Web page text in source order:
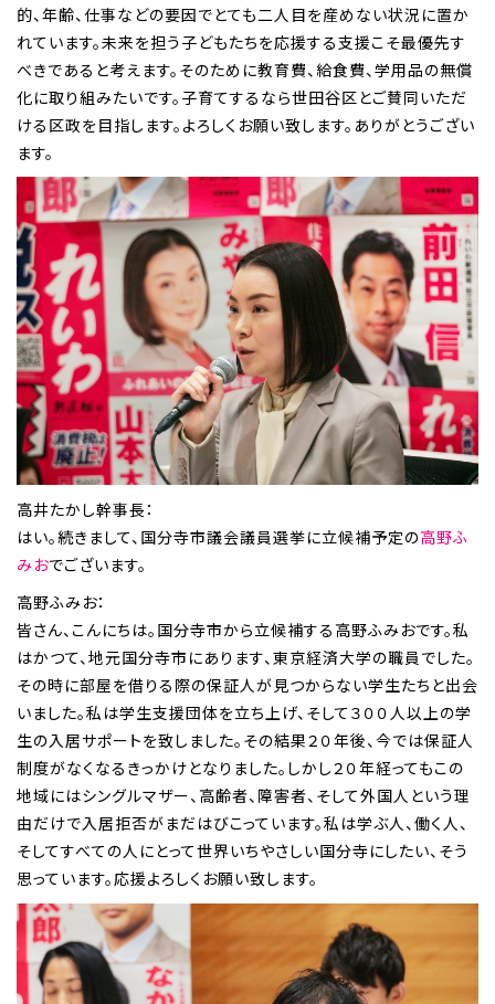
的、年齢、仕事などの要因でとても二人目を産めない状況に置か
れています。未来を担う子どもたちを応援する支援こそ最優先す
べきであると考えます。そのために教育費、給食費、学用品の無償
化に取り組みたいです。子育てするなら世田谷区とご賛同いただ
ける区政を目指します。よろしくお願い致します。ありがとうござい
ます。
高井たかし幹事長：
はい。続きまして、国分寺市議会議員選挙に立候補予定の高野ふ
みおでございます。
高野ふみお：
皆さん、こんにちは。国分寺市から立候補する高野ふみおです。私
はかつて、地元国分寺市にあります、東京経済大学の職員でした。
その時に部屋を借りる際の保証人が見つからない学生たちと出会
いました。私は学生支援団体を立ち上げ、そして３００人以上の学
生の入居サポートを致しました。その結果２０年後、今では保証人
制度がなくなるきっかけとなりました。しかし２０年経ってもこの
地域にはシングルマザー、高齢者、障害者、そして外国人という理
由だけで入居拒否がまだはびこっています。私は学ぶ人、働く人、
そしてすべての人にとって世界いちやさしい国分寺にしたい、そう
思っています。応援よろしくお願い致します。